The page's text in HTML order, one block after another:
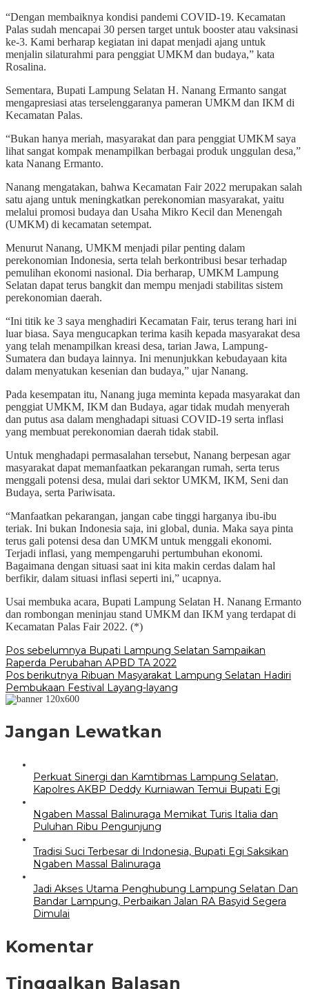
“Dengan membaiknya kondisi pandemi COVID-19. Kecamatan
Palas sudah mencapai 30 persen target untuk booster atau vaksinasi
ke-3. Kami berharap kegiatan ini dapat menjadi ajang untuk
menjalin silaturahmi para penggiat UMKM dan budaya,” kata
Rosalina.
Sementara, Bupati Lampung Selatan H. Nanang Ermanto sangat
mengapresiasi atas terselenggaranya pameran UMKM dan IKM di
Kecamatan Palas.
“Bukan hanya meriah, masyarakat dan para penggiat UMKM saya
lihat sangat kompak menampilkan berbagai produk unggulan desa,”
kata Nanang Ermanto.
Nanang mengatakan, bahwa Kecamatan Fair 2022 merupakan salah
satu ajang untuk meningkatkan perekonomian masyarakat, yaitu
melalui promosi budaya dan Usaha Mikro Kecil dan Menengah
(UMKM) di kecamatan setempat.
Menurut Nanang, UMKM menjadi pilar penting dalam
perekonomian Indonesia, serta telah berkontribusi besar terhadap
pemulihan ekonomi nasional. Dia berharap, UMKM Lampung
Selatan dapat terus bangkit dan mempu menjadi stabilitas sistem
perekonomian daerah.
“Ini titik ke 3 saya menghadiri Kecamatan Fair, terus terang hari ini
luar biasa. Saya mengucapkan terima kasih kepada masyarakat desa
yang telah menampilkan kreasi desa, tarian Jawa, Lampung-
Sumatera dan budaya lainnya. Ini menunjukkan kebudayaan kita
dalam menyatukan kesenian dan budaya,” ujar Nanang.
Pada kesempatan itu, Nanang juga meminta kepada masyarakat dan
penggiat UMKM, IKM dan Budaya, agar tidak mudah menyerah
dan putus asa dalam menghadapi situasi COVID-19 serta inflasi
yang membuat perekonomian daerah tidak stabil.
Untuk menghadapi permasalahan tersebut, Nanang berpesan agar
masyarakat dapat memanfaatkan pekarangan rumah, serta terus
menggali potensi desa, mulai dari sektor UMKM, IKM, Seni dan
Budaya, serta Pariwisata.
“Manfaatkan pekarangan, jangan cabe tinggi harganya ibu-ibu
teriak. Ini bukan Indonesia saja, ini global, dunia. Maka saya pinta
terus gali potensi desa dan UMKM untuk menggali ekonomi.
Terjadi inflasi, yang mempengaruhi pertumbuhan ekonomi.
Bagaimana dengan situasi saat ini kita makin cerdas dalam hal
berfikir, dalam situasi inflasi seperti ini,” ucapnya.
Usai membuka acara, Bupati Lampung Selatan H. Nanang Ermanto
dan rombongan meninjau stand UMKM dan IKM yang terdapat di
Kecamatan Palas Fair 2022. (*)
Navigasi
pos
Pos sebelumnya Bupati Lampung Selatan Sampaikan
Raperda Perubahan APBD TA 2022
Pos berikutnya Ribuan Masyarakat Lampung Selatan Hadiri
Pembukaan Festival Layang-layang
Jangan Lewatkan
Perkuat Sinergi dan Kamtibmas Lampung Selatan,
Kapolres AKBP Deddy Kurniawan Temui Bupati Egi
Ngaben Massal Balinuraga Memikat Turis Italia dan
Puluhan Ribu Pengunjung
Tradisi Suci Terbesar di Indonesia, Bupati Egi Saksikan
Ngaben Massal Balinuraga
Jadi Akses Utama Penghubung Lampung Selatan Dan
Bandar Lampung, Perbaikan Jalan RA Basyid Segera
Dimulai
Komentar
Tinggalkan Balasan